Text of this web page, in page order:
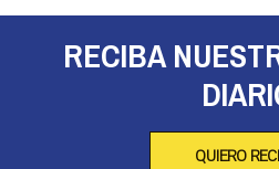
RECIBA
QUIERO